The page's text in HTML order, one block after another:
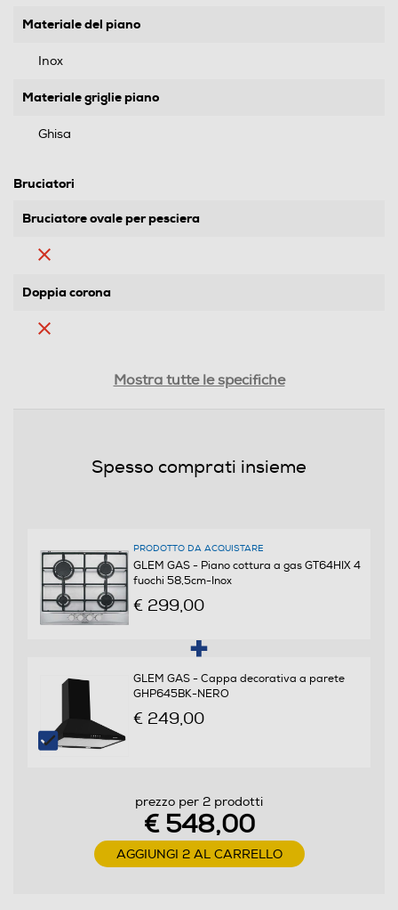
Materiale del piano
Inox
Materiale griglie piano
Ghisa
Bruciatori
Bruciatore ovale per pesciera
Doppia corona
4
Funzioni e Plus
Elettronica nelle manopole
Controlli a manopole
Valvola di sicurezza piano
Mostra tutte le specifiche
Spesso comprati insieme
PRODOTTO DA ACQUISTARE
GLEM GAS - Piano cottura a gas GT64HIX 4
fuochi 58,5cm-Inox
€ 299,00
GLEM GAS - Cappa decorativa a parete
GHP645BK-NERO
€ 249,00
prezzo per 2 prodotti
€ 548,00
AGGIUNGI 2 AL CARRELLO